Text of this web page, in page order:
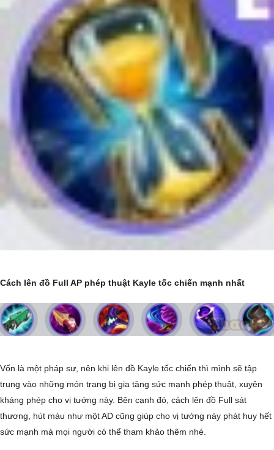
Cách lên đồ Full AP phép thuật Kayle tốc chiến mạnh nhất
Vốn là một pháp sư, nên khi lên đồ Kayle tốc chiến thì mình sẽ tập
trung vào những món trang bị gia tăng sức mạnh phép thuật, xuyên
kháng phép cho vị tướng này. Bên cạnh đó, cách lên đồ Full sát
thương, hút máu như một AD cũng giúp cho vị tướng này phát huy hết
sức mạnh mà mọi người có thể tham khảo thêm nhé.